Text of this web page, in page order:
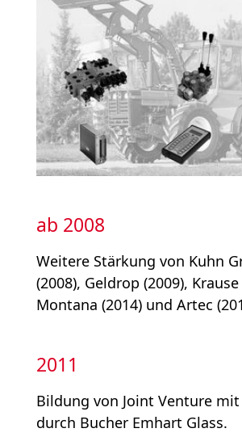
ab 2008
Weitere Stärkung von Kuhn
(2008), Geldrop (2009), Krause
Montana (2014) und Artec
2011
Bildung von Joint Venture
durch Bucher Emhart Glass.